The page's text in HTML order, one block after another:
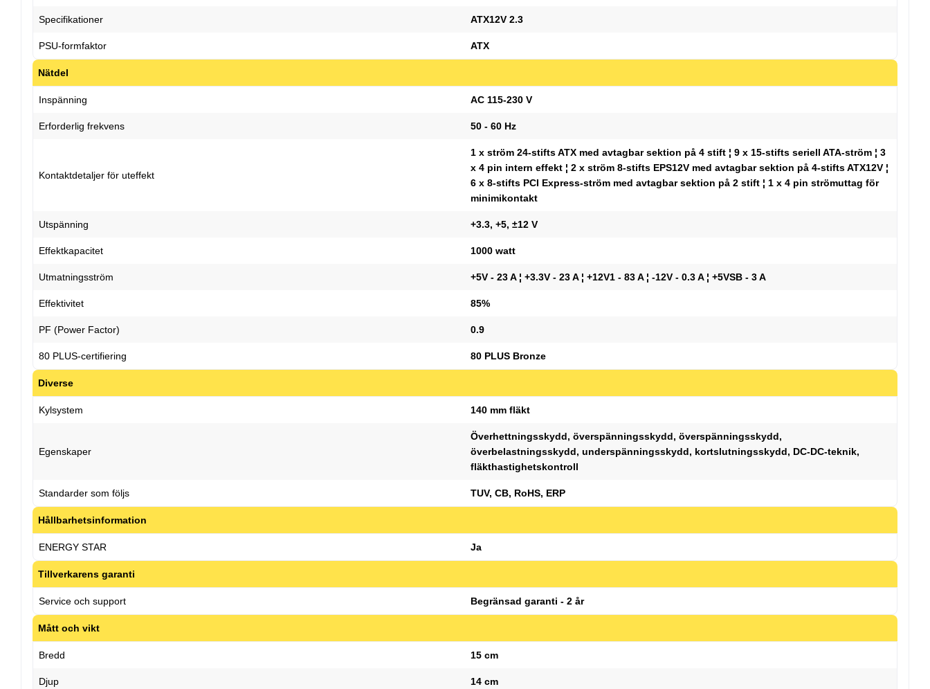
Specifikationer ATX12V 2.3
PSU-formfaktor ATX
Nätdel
Inspänning AC 115-230 V
Erforderlig frekvens 50 - 60 Hz
Kontaktdetaljer för uteffekt
1 x ström 24-stifts ATX med avtagbar sektion på 4 stift ¦ 9 x 15-stifts seriell ATA-ström ¦ 3
x 4 pin intern effekt ¦ 2 x ström 8-stifts EPS12V med avtagbar sektion på 4-stifts ATX12V ¦
6 x 8-stifts PCI Express-ström med avtagbar sektion på 2 stift ¦ 1 x 4 pin strömuttag för
minimikontakt
Utspänning +3.3, +5, ±12 V
Effektkapacitet 1000 watt
Utmatningsström +5V - 23 A ¦ +3.3V - 23 A ¦ +12V1 - 83 A ¦ -12V - 0.3 A ¦ +5VSB - 3 A
Effektivitet 85%
PF (Power Factor) 0.9
80 PLUS-certifiering 80 PLUS Bronze
Diverse
Kylsystem 140 mm fläkt
Egenskaper
Överhettningsskydd, överspänningsskydd, överspänningsskydd,
överbelastningsskydd, underspänningsskydd, kortslutningsskydd, DC-DC-teknik,
fläkthastighetskontroll
Standarder som följs TUV, CB, RoHS, ERP
Hållbarhetsinformation
ENERGY STAR Ja
Tillverkarens garanti
Service och support Begränsad garanti - 2 år
Mått och vikt
Bredd 15 cm
Djup 14 cm